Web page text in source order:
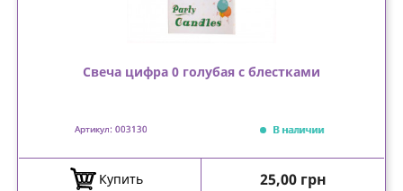
Свеча цифра 0 голубая с блестками
Артикул: 003130 В наличии
Купить Цена
25,00 грн